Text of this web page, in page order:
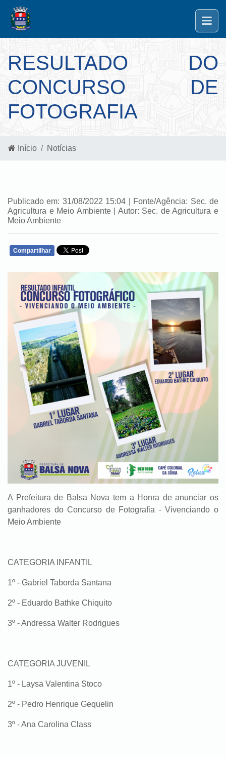
RESULTADO DO
CONCURSO DE
FOTOGRAFIA
Início Notícias
Publicado em: 31/08/2022 15:04 | Fonte/Agência: Sec. de
Agricultura e Meio Ambiente | Autor: Sec. de Agricultura e
Meio Ambiente
Compartilhar
A Prefeitura de Balsa Nova tem a Honra de anunciar os
ganhadores do Concurso de Fotografia - Vivenciando o
Meio Ambiente
CATEGORIA INFANTIL
1º - Gabriel Taborda Santana
2º - Eduardo Bathke Chiquito
3º - Andressa Walter Rodrigues
CATEGORIA JUVENIL
1º - Laysa Valentina Stoco
2º - Pedro Henrique Gequelin
3º - Ana Carolina Class